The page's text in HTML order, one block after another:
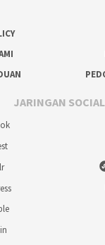
JARINGAN SOCIAL